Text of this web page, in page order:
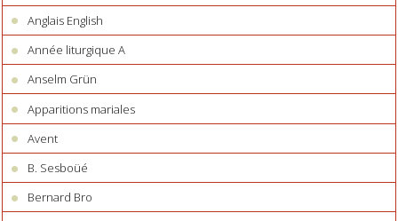
Anglais English
Année liturgique A
Anselm Grün
Apparitions mariales
Avent
B. Sesboüé
Bernard Bro